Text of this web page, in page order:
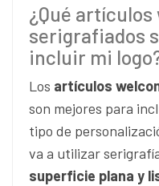
¿Qué
serigrafiados
incluir mi
Los artículos
son mejores para
tipo de
va a utilizar
superficie plana y